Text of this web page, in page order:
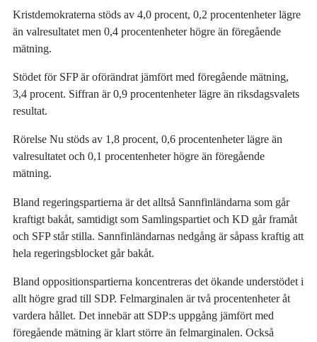
Kristdemokraterna stöds av 4,0 procent, 0,2 procentenheter lägre
än valresultatet men 0,4 procentenheter högre än föregående
mätning.
Stödet för SFP är oförändrat jämfört med föregående mätning,
3,4 procent. Siffran är 0,9 procentenheter lägre än riksdagsvalets
resultat.
Rörelse Nu stöds av 1,8 procent, 0,6 procentenheter lägre än
valresultatet och 0,1 procentenheter högre än föregående
mätning.
Bland regeringspartierna är det alltså Sannfinländarna som går
kraftigt bakåt, samtidigt som Samlingspartiet och KD går framåt
och SFP står stilla. Sannfinländarnas nedgång är såpass kraftig att
hela regeringsblocket går bakåt.
Bland oppositionspartierna koncentreras det ökande understödet i
allt högre grad till SDP. Felmarginalen är två procentenheter åt
vardera hållet. Det innebär att SDP:s uppgång jämfört med
föregående mätning är klart större än felmarginalen. Också